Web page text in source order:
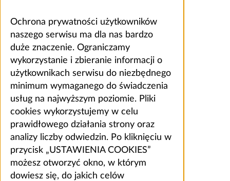
Ochrona prywatności użytkowników
naszego serwisu ma dla nas bardzo
duże znaczenie. Ograniczamy
wykorzystanie i zbieranie informacji o
użytkownikach serwisu do niezbędnego
minimum wymaganego do świadczenia
usług na najwyższym poziomie. Pliki
cookies wykorzystujemy w celu
prawidłowego działania strony oraz
analizy liczby odwiedzin. Po kliknięciu w
przycisk „USTAWIENIA COOKIES”
możesz otworzyć okno, w którym
dowiesz się, do jakich celów